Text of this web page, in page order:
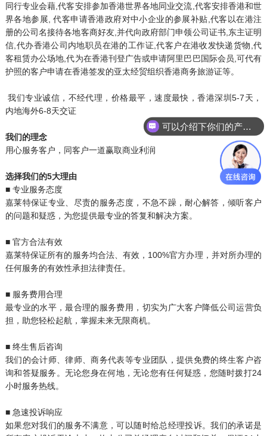
同行专业会藉,代客安排参加香港世界各地同业交流,代客安排香港和世
界各地参展, 代客申请香港政府对中小企业的参展补贴,代客以在港注
册的公司名接待各地客商好友,并代向政府部门申领公司证书,东主证明
信,代办香港公司内地职员在港的工作证,代客户在港收发快递货物,代
客租赁办公场地,代为在香港刊登广告或申请阿里巴巴国际会员,可代有
护照的客户申请在香港签发的亚太经贸组织香港商务旅游证等。
我们专业诚信，不经代理，价格最平，速度最快，香港深圳5-7天，
内地海外6-8天交证
我们的理念
用心服务客户，同客户一道赢取商业利润
选择我们的5大理由
■ 专业服务态度
嘉莱特保证专业、尽责的服务态度，不急不躁，耐心解答，倾听客户
的问题和疑惑，为您提供最专业的答复和解决方案。
■ 官方合法有效
嘉莱特保证所有的服务均合法、有效，100%官方办理，并对所办理的
任何服务的有效性承担法律责任。
■ 服务费用合理
最专业的水平，最合理的服务费用，切实为广大客户降低公司运营负
担，助您轻松起航，掌握未来无限商机。
■ 终生售后咨询
我们的会计师、律师、商务代表等专业团队，提供免费的终生客户咨
询和答疑服务。无论您身在何地，无论您有任何疑惑，您随时拨打24
小时服务热线。
■ 急速投诉响应
如果您对我们的服务不满意，可以随时给总经理投诉。我们的承诺是
可以介绍下你们的产品么